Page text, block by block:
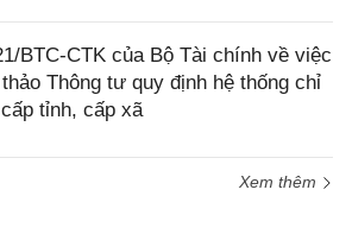
BTC-CTK của Bộ Tài chính về việc
Thông tư quy định hệ thống chỉ
tỉnh, cấp xã
Xem thêm